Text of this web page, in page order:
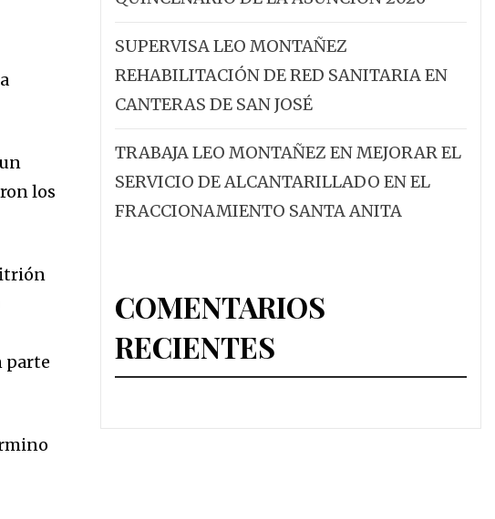
los
parte
SUPERVISA LEO MONTAÑEZ
REHABILITACIÓN DE RED SANITARIA EN
CANTERAS DE SAN JOSÉ
TRABAJA LEO MONTAÑEZ EN MEJORAR EL
SERVICIO DE ALCANTARILLADO EN EL
FRACCIONAMIENTO SANTA ANITA
COMENTARIOS
RECIENTES